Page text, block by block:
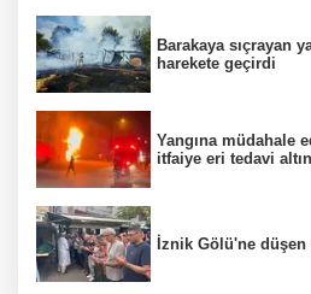
Barakaya sıçrayan
harekete geçirdi
Yangına müdahale
itfaiye eri tedavi
İznik Gölü'ne düşen